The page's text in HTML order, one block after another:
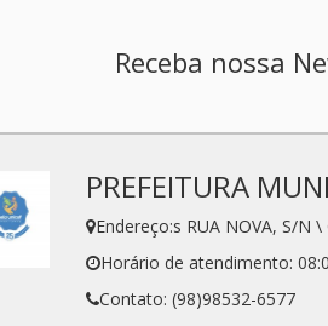
Receba nossa
PREFEITURA
Endereço:s RUA NOVA, S/N
Horário de atendimento:
Contato: (98)98532-6577